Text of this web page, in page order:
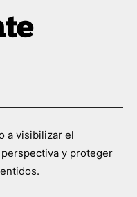
a visibilizar el
y proteger